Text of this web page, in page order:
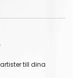
till dina